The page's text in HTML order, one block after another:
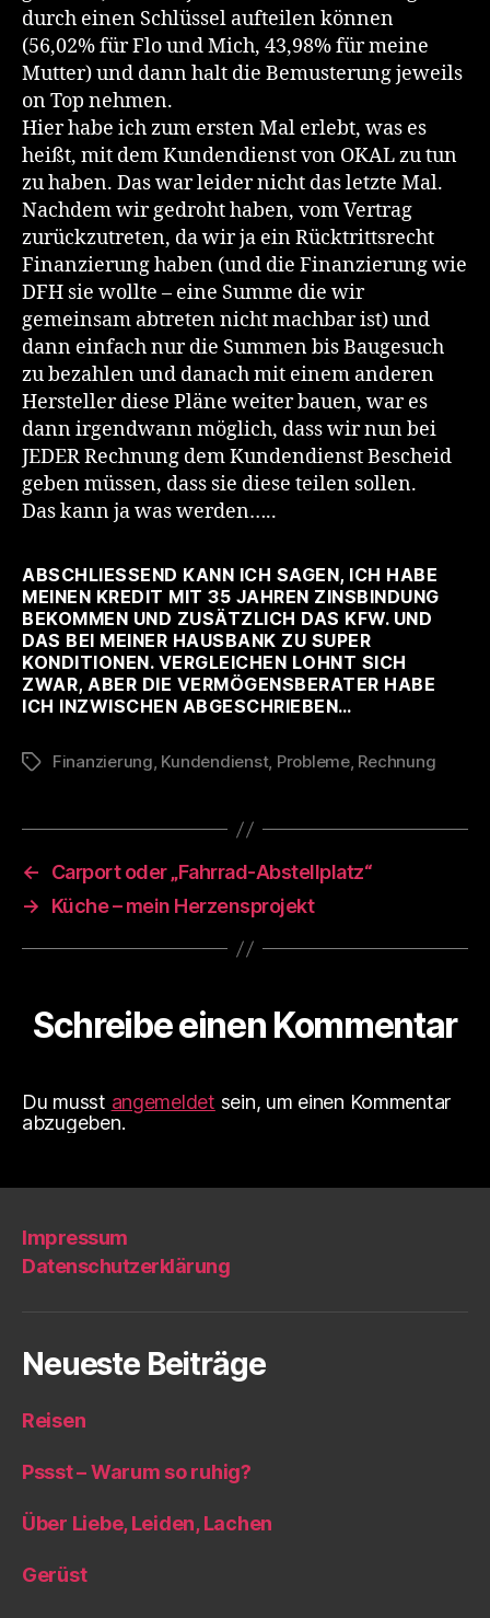
durch einen Schlüssel aufteilen können
(56,02% für Flo und Mich, 43,98% für meine
Mutter) und dann halt die Bemusterung jeweils
on Top nehmen.
Hier habe ich zum ersten Mal erlebt, was es
heißt, mit dem Kundendienst von OKAL zu tun
zu haben. Das war leider nicht das letzte Mal.
Nachdem wir gedroht haben, vom Vertrag
zurückzutreten, da wir ja ein Rücktrittsrecht
Finanzierung haben (und die Finanzierung wie
DFH sie wollte – eine Summe die wir
gemeinsam abtreten nicht machbar ist) und
dann einfach nur die Summen bis Baugesuch
zu bezahlen und danach mit einem anderen
Hersteller diese Pläne weiter bauen, war es
dann irgendwann möglich, dass wir nun bei
JEDER Rechnung dem Kundendienst Bescheid
geben müssen, dass sie diese teilen sollen.
Das kann ja was werden…..
ABSCHLIESSEND KANN ICH SAGEN, ICH HABE M
EINEN KREDIT MIT 35 JAHREN ZINSBINDUNG B
EKOMMEN UND ZUSÄTZLICH DAS KFW. UND D
AS BEI MEINER HAUSBANK ZU SUPER K
ONDITIONEN. VERGLEICHEN LOHNT SICH Z
WAR, ABER DIE VERMÖGENSBERATER HABE I
CH INZWISCHEN ABGESCHRIEBEN…
Schlagwörter
Finanzierung, Kundendienst, Probleme, Rechnung
←
Carport oder „Fahrrad-Abstellplatz“
→
Küche – mein Herzensprojekt
Schreibe einen Kommentar
Du musst angemeldet sein, um einen Kommentar
abzugeben.
Impressum
Datenschutzerklärung
Neueste Beiträge
Reisen
Pssst – Warum so ruhig?
Über Liebe, Leiden, Lachen
Gerüst